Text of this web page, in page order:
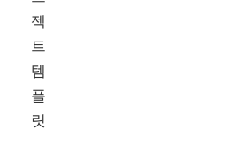
젝
트
템
플
릿